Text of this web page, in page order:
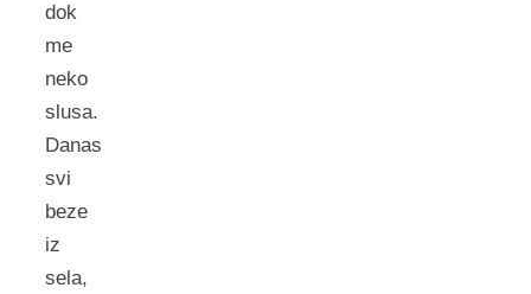
dok
me
neko
slusa.
Danas
svi
beze
iz
sela,